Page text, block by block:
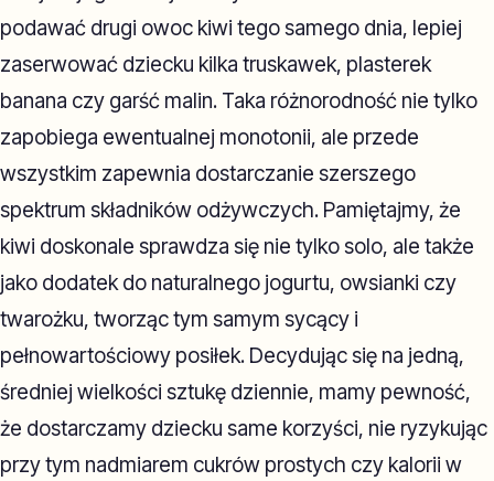
podawać drugi owoc kiwi tego samego dnia, lepiej
zaserwować dziecku kilka truskawek, plasterek
banana czy garść malin. Taka różnorodność nie tylko
zapobiega ewentualnej monotonii, ale przede
wszystkim zapewnia dostarczanie szerszego
spektrum składników odżywczych. Pamiętajmy, że
kiwi doskonale sprawdza się nie tylko solo, ale także
jako dodatek do naturalnego jogurtu, owsianki czy
twarożku, tworząc tym samym sycący i
pełnowartościowy posiłek. Decydując się na jedną,
średniej wielkości sztukę dziennie, mamy pewność,
że dostarczamy dziecku same korzyści, nie ryzykując
przy tym nadmiarem cukrów prostych czy kalorii w